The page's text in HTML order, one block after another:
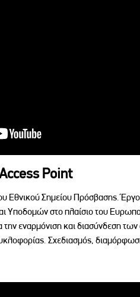
Point
Εθνικού Σημείου Πρόσβασης.
Υποδομών στο πλαίσιο του
την εναρμόνιση και διασύνδεση
Σχεδιασμός,